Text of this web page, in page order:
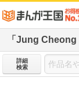
「Jung Cheong
詳細
検索